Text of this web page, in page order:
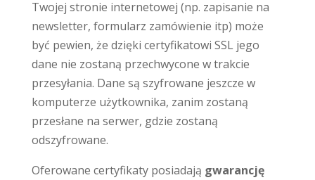
Twojej stronie internetowej (np. zapisanie na
newsletter, formularz zamówienie itp) może
być pewien, że dzięki certyfikatowi SSL jego
dane nie zostaną przechwycone w trakcie
przesyłania. Dane są szyfrowane jeszcze w
komputerze użytkownika, zanim zostaną
przesłane na serwer, gdzie zostaną
odszyfrowane.
Oferowane certyfikaty posiadają gwarancję